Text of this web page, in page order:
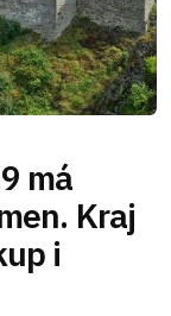
má
Kraj
i